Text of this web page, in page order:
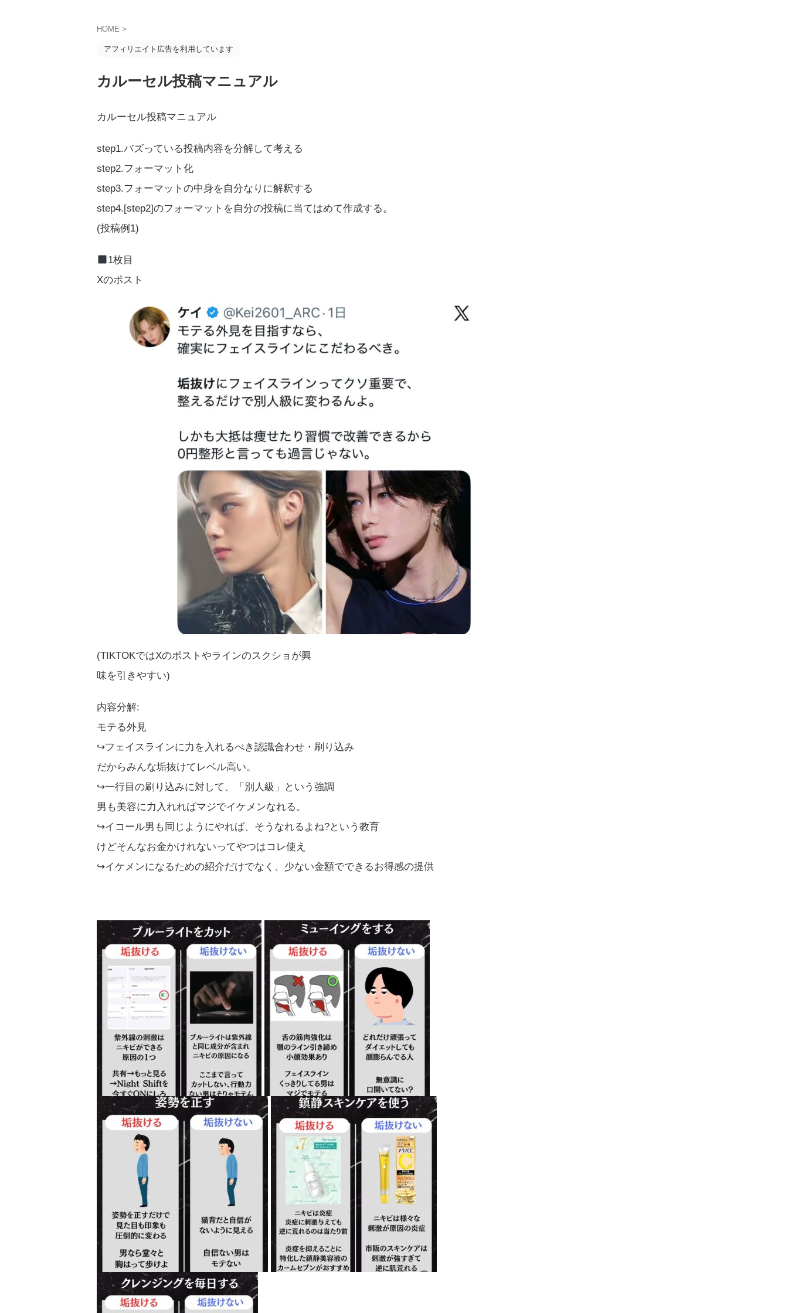
HOME >
アフィリエイト広告を利用しています
カルーセル投稿マニュアル
カルーセル投稿マニュアル
step1.バズっている投稿内容を分解して考える
step2.フォーマット化
step3.フォーマットの中身を自分なりに解釈する
step4.[step2]のフォーマットを自分の投稿に当てはめて作成する。
(投稿例1)
1枚目
Xのポスト
(TIKTOKではXのポストやラインのスクショが興
味を引きやすい)
内容分解:
モテる外見
↪︎フェイスラインに力を入れるべき認識合わせ・刷り込み
だからみんな垢抜けてレベル高い。
↪︎一行目の刷り込みに対して、「別人級」という強調
男も美容に力入れればマジでイケメンなれる。
↪︎イコール男も同じようにやれば、そうなれるよね?という教育
けどそんなお金かけれないってやつはコレ使え
↪︎イケメンになるための紹介だけでなく、少ない金額でできるお得感の提供